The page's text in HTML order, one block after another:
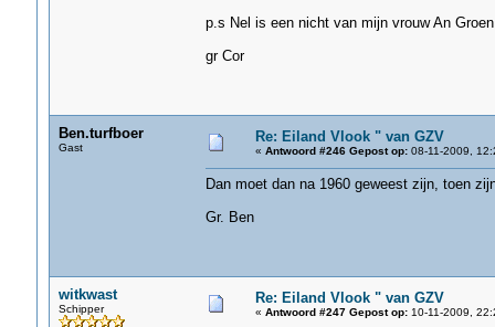
p.s Nel is een nicht van mijn vrouw An
gr Cor
Ben.turfboer
Gast
Re: Eiland Vlook " van GZV
« Antwoord #246 Gepost op:08-11-2009,
Dan moet dan na 1960 geweest zijn, toen
Gr. Ben
witkwast
Schipper
Re: Eiland Vlook " van GZV
« Antwoord #247 Gepost op:10-11-2009,